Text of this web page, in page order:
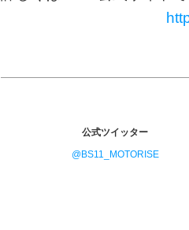
公式ツイッター
@BS11_MOTORISE